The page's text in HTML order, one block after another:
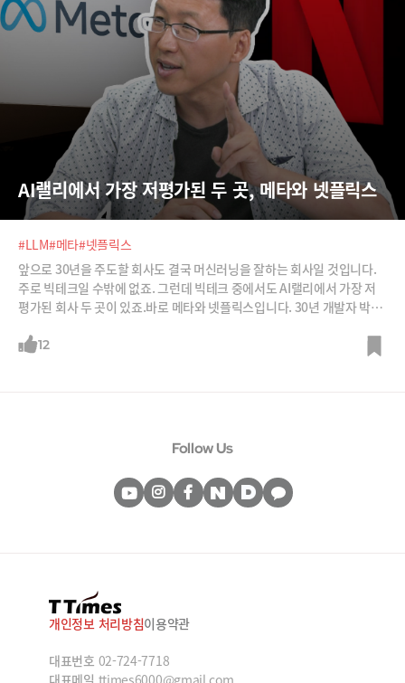
AI랠리에서 가장 저평가된 두 곳, 메타와 넷플릭스
#LLM#메타#넷플릭스
앞으로 30년을 주도할 회사도 결국 머신러닝을 잘하는 회사일 것입니다.
주로 빅테크일 수밖에 없죠. 그런데 빅테크 중에서도 AI랠리에서 가장 저
평가된 회사 두 곳이 있죠.바로 메타와 넷플릭스입니다. 30년 개발자 박종
서 깜짝 놀라게 했죠. 사실 메타는 AI기술이 많습니다. LLM 시대에 머신러
를 만든다면 어떻게 될까요? 예를 들어 ‘이상한 변호사 우영우’ 시즌이 끝
났는데 본영상과 시청자 반응을 학습해 사이드 시즌을 자동생성한다면?
12
Follow Us
개인정보 처리방침이용약관
대표번호 02-724-7718